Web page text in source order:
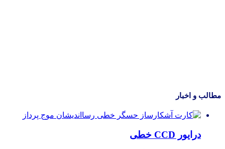
مطالب و اخبار
درایور CCD خطی